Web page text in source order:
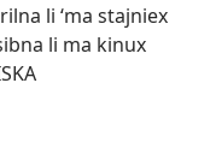
li ‘ma stajniex
li ma kinux